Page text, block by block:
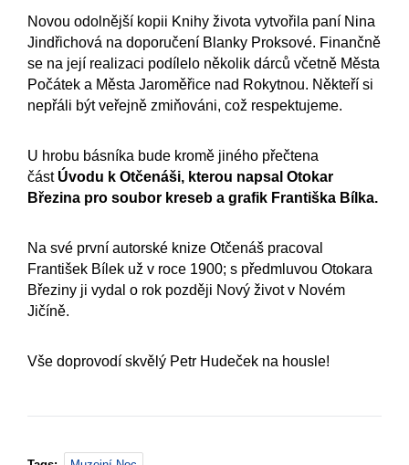
Novou odolnější kopii Knihy života vytvořila paní Nina
Jindřichová na doporučení Blanky Proksové. Finančně
se na její realizaci podílelo několik dárců včetně Města
Počátek a Města Jaroměřice nad Rokytnou. Někteří si
nepřáli být veřejně zmiňováni, což respektujeme.
U hrobu básníka bude kromě jiného přečtena
část Úvodu k Otčenáši, kterou napsal Otokar
Březina pro soubor kreseb a grafik Františka Bílka.
Na své první autorské knize Otčenáš pracoval
František Bílek už v roce 1900; s předmluvou Otokara
Březiny ji vydal o rok později Nový život v Novém
Jičíně.
Vše doprovodí skvělý Petr Hudeček na housle!